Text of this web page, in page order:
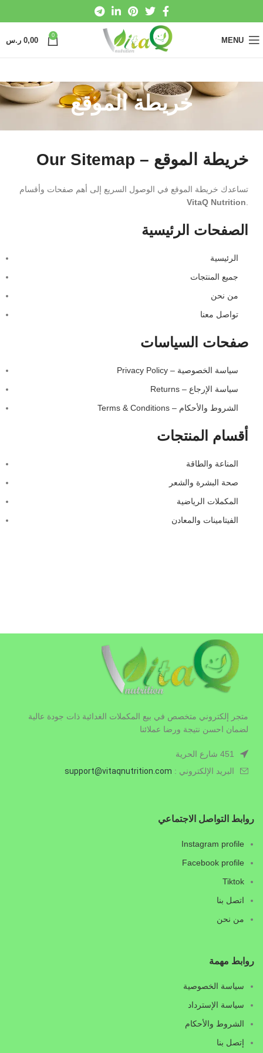
MENU
0
0,00 ر.س
خريطة الموقع
Our Sitemap – خريطة الموقع
تساعدك خريطة الموقع في الوصول السريع إلى أهم صفحات وأقسام
VitaQ Nutrition
الصفحات الرئيسية
الرئيسية
جميع المنتجات
من نحن
تواصل معنا
صفحات السياسات
Privacy Policy – سياسة الخصوصية
Returns – سياسة الإرجاع
Terms & Conditions – الشروط والأحكام
أقسام المنتجات
المناعة والطاقة
صحة البشرة والشعر
المكملات الرياضية
الفيتامينات والمعادن
متجر إلكتروني متخصص في بيع المكملات الغدائية ذات جودة عالية
لضمان احسن نتيجة ورضا عملائنا
451 شارع الحرية
البريد الإلكتروني :
support@vitaqnutrition .com
روابط التواصل الاجتماعي
Instagram profile
Facebook profile
Tiktok
اتصل بنا
من نحن
روابط مهمة
سياسة الخصوصية
سياسة الإسترداد
الشروط والأحكام
إتصل بنا